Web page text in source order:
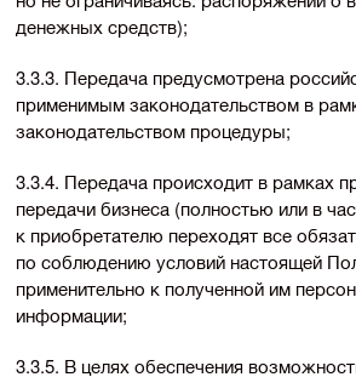
денежных средств);
3.3.3. Передача предусмотрена
применимым законодательством в
законодательством процедуры;
3.3.4. Передача происходит в рамках
передачи бизнеса (полностью или в
к приобретателю переходят все
по соблюдению условий настоящей
применительно к полученной им
информации;
3.3.5. В целях обеспечения